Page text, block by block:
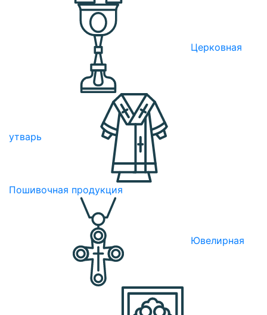
Церковная
утварь
Пошивочная продукция
Ювелирная